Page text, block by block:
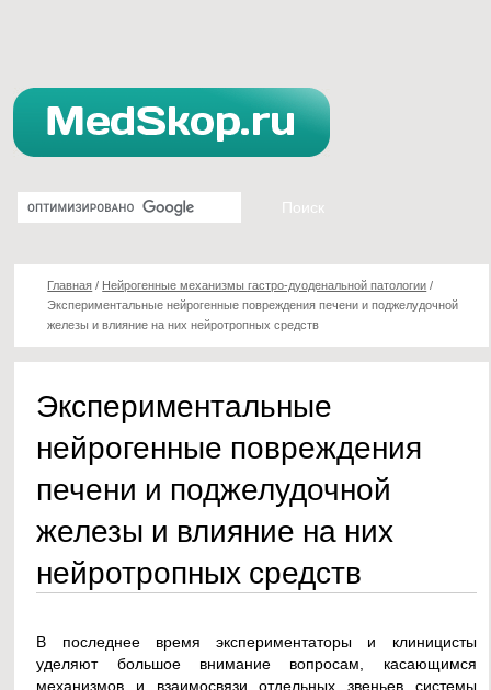
Главная / Нейрогенные механизмы гастро-дуоденальной патологии /
Экспериментальные нейрогенные повреждения печени и поджелудочной
железы и влияние на них нейротропных средств
Экспериментальные
нейрогенные повреждения
печени и поджелудочной
железы и влияние на них
нейротропных средств
В последнее время экспериментаторы и клиницисты
уделяют большое внимание вопросам, касающимся
механизмов и взаимосвязи отдельных звеньев системы